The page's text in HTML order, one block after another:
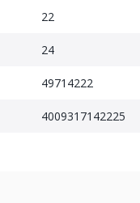
22
24
49714222
4009317142225